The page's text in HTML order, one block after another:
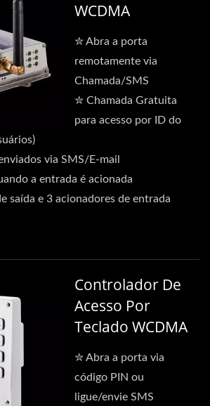
WCDMA
✮ Abra a porta
remotamente via
Chamada/SMS
✮ Chamada Gratuita
para acesso por ID do
via SMS/E-mail
a entrada é acionada
saída e 3 acionadores de entrada
Controlador De
Acesso Por
Teclado WCDMA
✮ Abra a porta via
código PIN ou
ligue/envie SMS